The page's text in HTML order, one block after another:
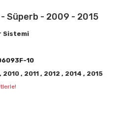
Süperb - 2009 - 2015
Sistemi
10
, 2010, 2011, 2012, 2014, 2015